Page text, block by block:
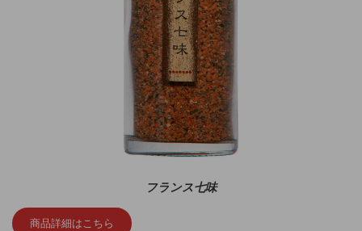
フランス七味
商品詳細はこちら